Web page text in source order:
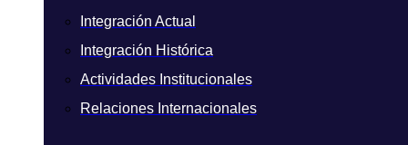
Integración Actual
Integración Histórica
Actividades Institucionales
Relaciones Internacionales